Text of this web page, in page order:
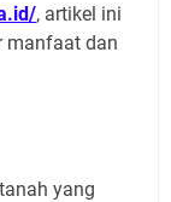
, artikel ini
manfaat dan
yang